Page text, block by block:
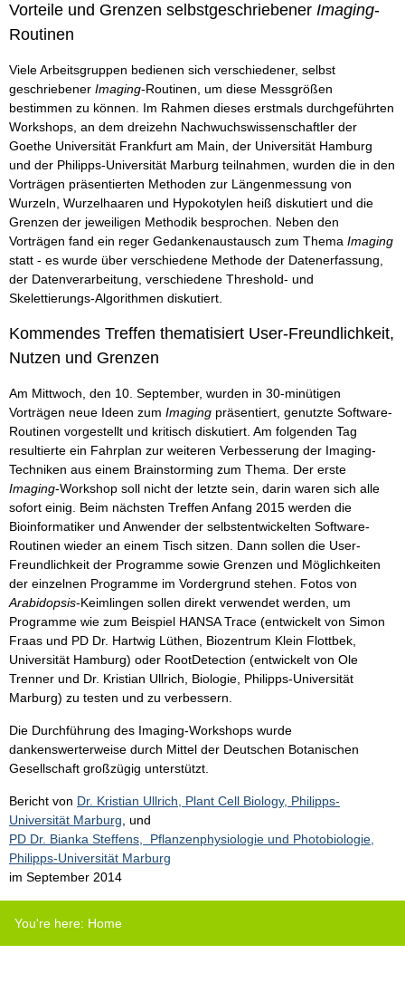
Vorteile und Grenzen selbstgeschriebener Imaging-
Routinen
Viele Arbeitsgruppen bedienen sich verschiedener, selbst
geschriebener Imaging-Routinen, um diese Messgrößen
bestimmen zu können. Im Rahmen dieses erstmals durchgeführten
Workshops, an dem dreizehn Nachwuchswissenschaftler der
Goethe Universität Frankfurt am Main, der Universität Hamburg
und der Philipps-Universität Marburg teilnahmen, wurden die in den
Vorträgen präsentierten Methoden zur Längenmessung von
Wurzeln, Wurzelhaaren und Hypokotylen heiß diskutiert und die
Grenzen der jeweiligen Methodik besprochen. Neben den
Vorträgen fand ein reger Gedankenaustausch zum Thema Imaging
statt - es wurde über verschiedene Methode der Datenerfassung,
der Datenverarbeitung, verschiedene Threshold- und
Skelettierungs-Algorithmen diskutiert.
Kommendes Treffen thematisiert User-Freundlichkeit,
Nutzen und Grenzen
Am Mittwoch, den 10. September, wurden in 30-minütigen
Vorträgen neue Ideen zum Imaging präsentiert, genutzte Software-
Routinen vorgestellt und kritisch diskutiert. Am folgenden Tag
resultierte ein Fahrplan zur weiteren Verbesserung der Imaging-
Techniken aus einem Brainstorming zum Thema. Der erste
Imaging-Workshop soll nicht der letzte sein, darin waren sich alle
sofort einig. Beim nächsten Treffen Anfang 2015 werden die
Bioinformatiker und Anwender der selbstentwickelten Software-
Routinen wieder an einem Tisch sitzen. Dann sollen die User-
Freundlichkeit der Programme sowie Grenzen und Möglichkeiten
der einzelnen Programme im Vordergrund stehen. Fotos von
Arabidopsis-Keimlingen sollen direkt verwendet werden, um
Programme wie zum Beispiel HANSA Trace (entwickelt von Simon
Fraas und PD Dr. Hartwig Lüthen, Biozentrum Klein Flottbek,
Universität Hamburg) oder RootDetection (entwickelt von Ole
Trenner und Dr. Kristian Ullrich, Biologie, Philipps-Universität
Marburg) zu testen und zu verbessern.
Die Durchführung des Imaging-Workshops wurde
dankenswerterweise durch Mittel der Deutschen Botanischen
Gesellschaft großzügig unterstützt.
Bericht von Dr. Kristian Ullrich, Plant Cell Biology, Philipps-
Universität Marburg , und
PD Dr. Bianka Steffens, Pflanzenphysiologie und Photobiologie,
Philipps-Universität Marburg
im September 2014
You're here: Home